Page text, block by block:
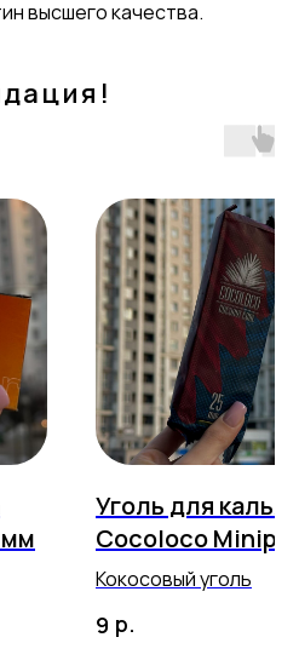
высшего качества.
мм
Уголь для
Cocoloco
12шт 25мм
Кокосовый уголь
9 р.